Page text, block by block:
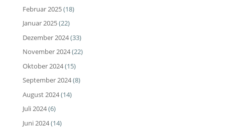
Februar 2025(18)
Januar 2025(22)
Dezember 2024(33)
November 2024(22)
Oktober 2024(15)
September 2024(8)
August 2024(14)
Juli 2024(6)
Juni 2024(14)